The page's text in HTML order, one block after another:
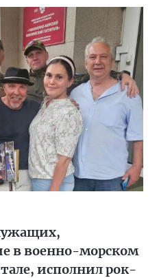
в военно-морском
исполнил рок-